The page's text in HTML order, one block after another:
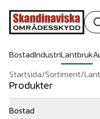
BostadIndustriLantbruk
Startsida/Sortiment/
Produkter
Bostad